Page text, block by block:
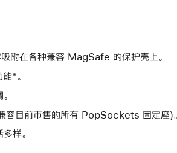
附在各种兼容 MagSafe 的保护壳上。
*。
目前市售的所有 PopSockets 固定座)。
样。